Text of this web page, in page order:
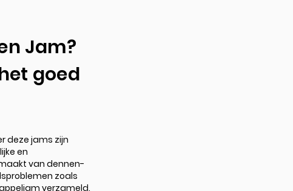
Jam?
goed
deze jams zijn
en
van dennen-
zoals
verzameld.